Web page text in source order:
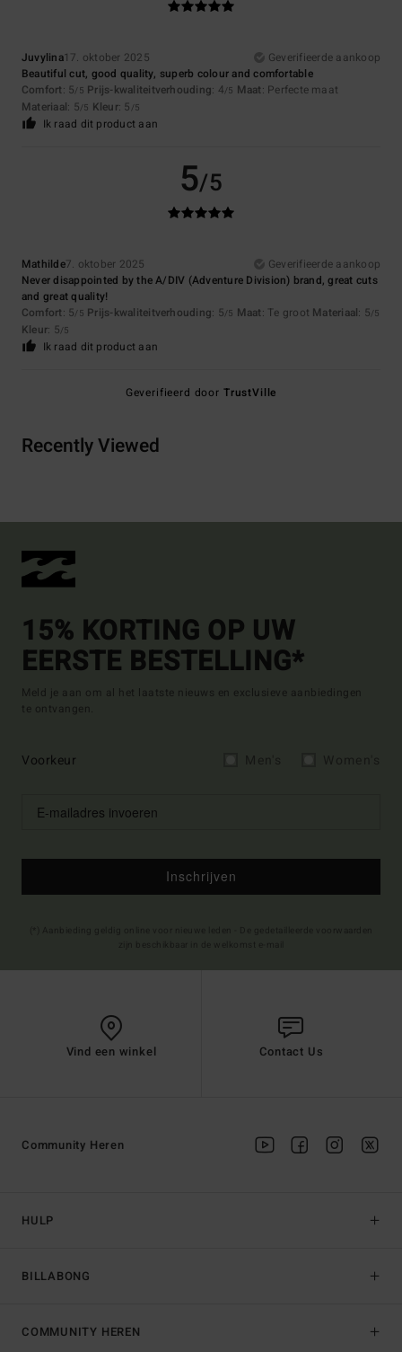
Juvylina17. oktober 2025
Geverifieerde aankoop
Beautiful cut, good quality, superb colour and comfortable
Comfort: 5/5 Prijs-kwaliteitverhouding: 4/5 Maat: Perfecte maat
Materiaal: 5/5 Kleur: 5 /5
Ik raad dit product aan
5/5
Mathilde7. oktober 2025
Geverifieerde aankoop
Never disappointed by the A/DIV (Adventure Division) brand, great cuts
and great quality!
Comfort: 5/5 Prijs-kwaliteitverhouding: 5/5 Maat: Te groot Materiaal: 5/5
Kleur: 5/5
Ik raad dit product aan
Geverifieerd door TrustVille
Recently Viewed
15% KORTING OP UW
EERSTE BESTELLING*
Meld je aan om al het laatste nieuws en exclusieve aanbiedingen
te ontvangen.
Voorkeur
Inschrijven
Vind een winkel Contact Us
HULP
BILLABONG
Community Heren
COMMUNITY HEREN